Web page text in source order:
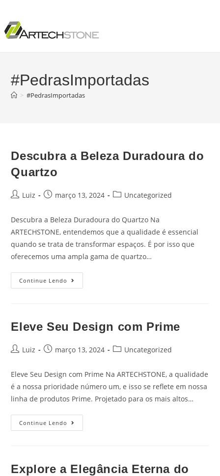
#PedrasImportadas
> #PedrasImportadas
Descubra a Beleza Duradoura do
Quartzo
Luiz março 13, 2024 Uncategorized
Descubra a Beleza Duradoura do Quartzo Na
ARTECHSTONE, entendemos que a qualidade é essencial
quando se trata de transformar espaços. É por isso que
oferecemos uma ampla gama de quartzo…
Continue Lendo
Eleve Seu Design com Prime
Luiz março 13, 2024 Uncategorized
Eleve Seu Design com Prime Na ARTECHSTONE, a qualidade
é a nossa prioridade número um, e isso se reflete em nossa
linha de produtos Prime. Projetado para os mais altos…
Continue Lendo
Explore a Elegância Eterna do